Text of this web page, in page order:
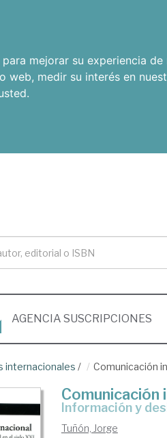
mejorar su experiencia
web, medir su interés en
.
AGENCIA SUSCRIPCIONES
internacionales / Comunicación
Comunicación
información y
Tuñón, Jorge